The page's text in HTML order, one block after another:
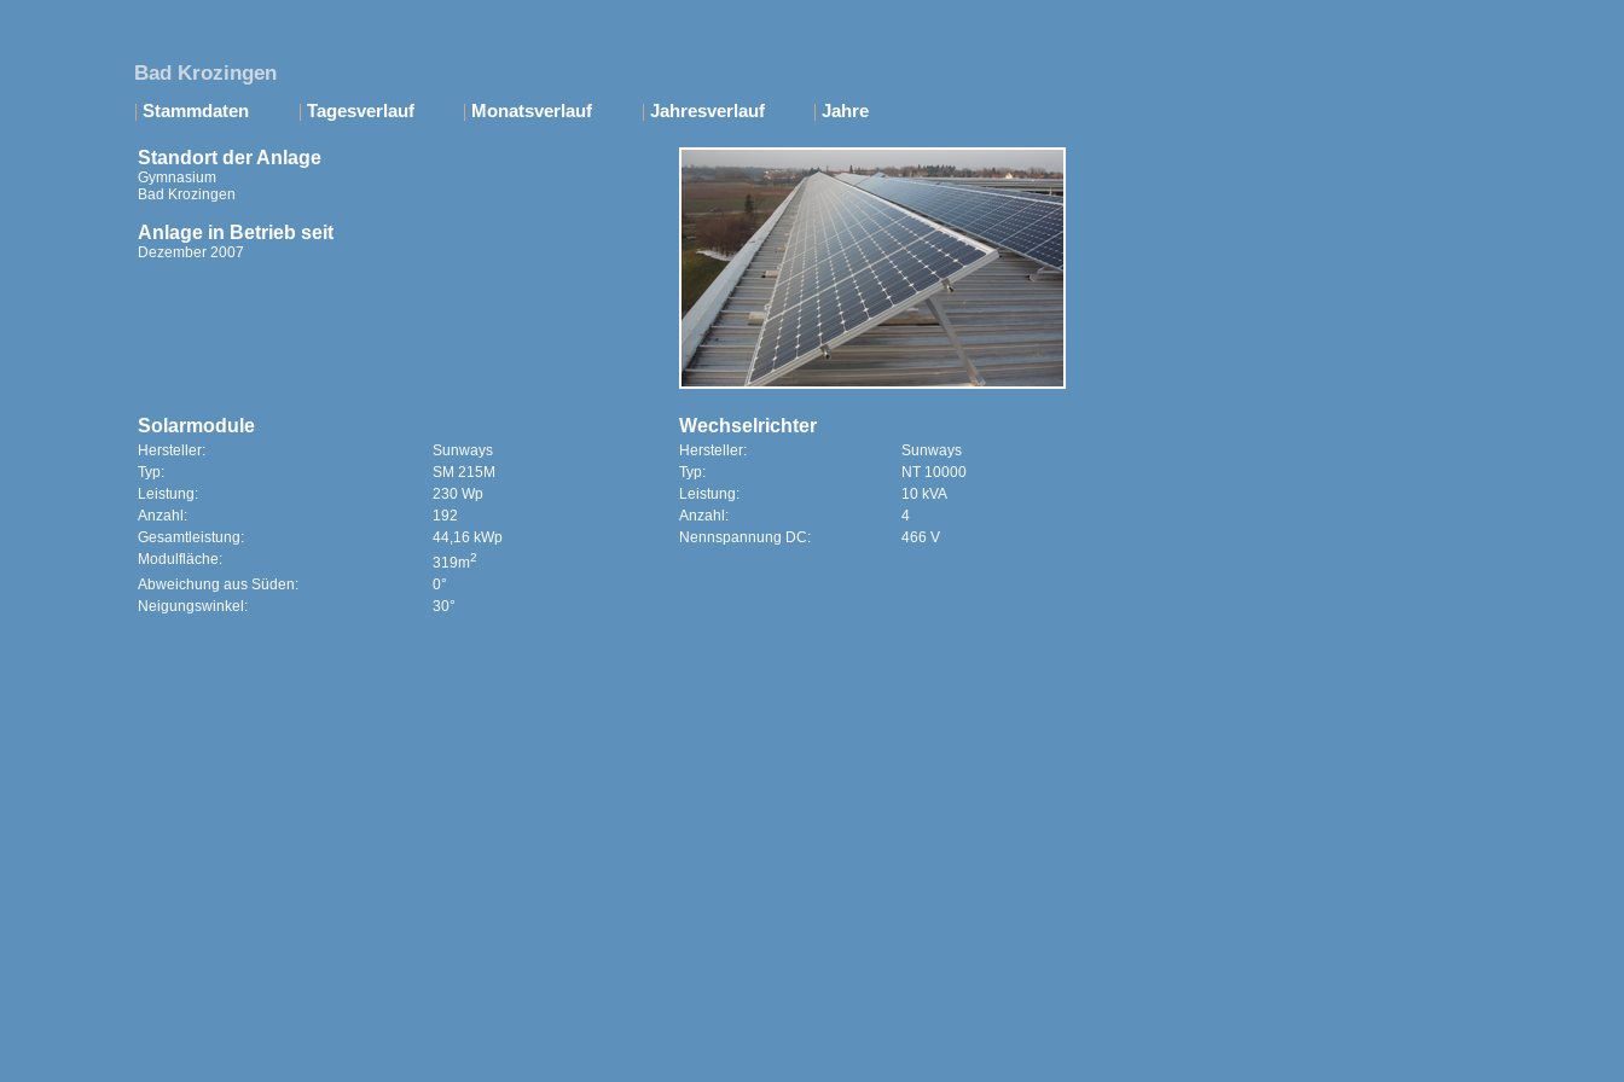
Bad Krozingen
| Stammdaten | Tagesverlauf | Monatsverlauf | Jahresverlauf |Jahre
Standort der Anlage
Gymnasium
Bad Krozingen
Anlage in Betrieb seit
Dezember 2007
Solarmodule Wechselrichter
Hersteller: Sunways Hersteller:
Sunways
Typ:
SM 215M Typ:
NT 10000
Leistung:
230 Wp Leistung:
10 kVA
Anzahl:
192 Anzahl:
4
Gesamtleistung:
44,16 kWp Nennspannung DC:
466 V
Modulfläche:
319m2
Abweichung aus Süden:
0°
Neigungswinkel:
30°